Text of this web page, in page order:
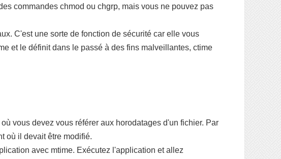
commandes chmod ou chgrp, mais vous ne pouvez pas
C'est une sorte de fonction de sécurité car elle vous
et le définit dans le passé à des fins malveillantes, ctime
vous devez vous référer aux horodatages d'un fichier. Par
où il devait être modifié.
avec mtime. Exécutez l'application et allez